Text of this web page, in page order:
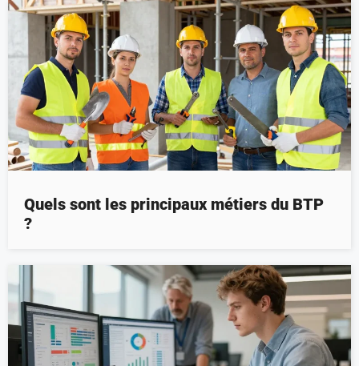
Quels sont les principaux métiers du BTP
?